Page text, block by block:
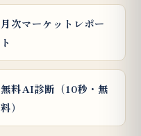
月次マーケットレポー
ト
無料AI診断（10秒・無
料）